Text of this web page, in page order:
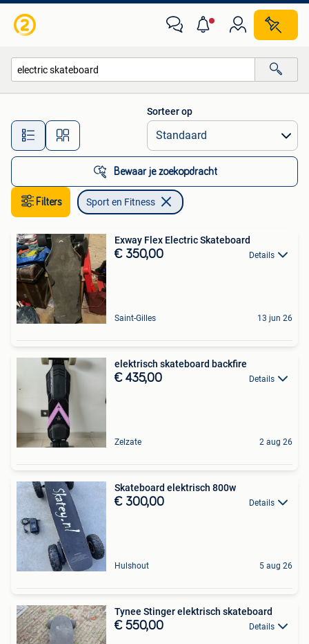
Alle afstanden…
Sorteer op
Bewaar je zoekopdracht
Filters Sport en Fitness
Exway Flex Electric Skateboard
€ 350,00 Details
Saint-Gilles 13 jun 26
elektrisch skateboard backfire
€ 435,00 Details
Zelzate 2 aug 26
Skateboard elektrisch 800w
€ 300,00 Details
Hulshout 5 aug 26
Tynee Stinger elektrisch skateboard
€ 550,00 Details